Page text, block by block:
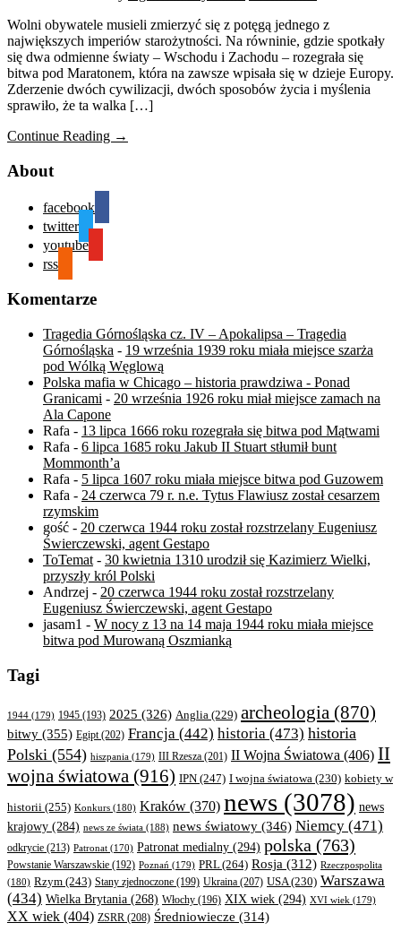
Wolni obywatele musieli zmierzyć się z potęgą jednego z
największych imperiów starożytności. Na równinie, gdzie spotkały
się dwa odmienne światy – Wschodu i Zachodu – rozegrała się
bitwa pod Maratonem, która na zawsze wpisała się w dzieje Europy.
Zderzenie dwóch cywilizacji, dwóch sposobów życia i myślenia
sprawiło, że ta walka […]
Continue Reading →
About
facebook
twitter
youtube
rss
Komentarze
Tragedia Górnośląska cz. IV – Apokalipsa – Tragedia
Górnośląska - 19 września 1939 roku miała miejsce szarża
pod Wólką Węglową
Polska mafia w Chicago – historia prawdziwa - Ponad
Granicami - 20 września 1926 roku miał miejsce zamach na
Ala Capone
Rafa - 13 lipca 1666 roku rozegrała się bitwa pod Mątwami
Rafa - 6 lipca 1685 roku Jakub II Stuart stłumił bunt
Mommonth’a
Rafa - 5 lipca 1607 roku miała miejsce bitwa pod Guzowem
Rafa - 24 czerwca 79 r. n.e. Tytus Flawiusz został cesarzem
rzymskim
gość - 20 czerwca 1944 roku został rozstrzelany Eugeniusz
Świerczewski, agent Gestapo
ToTemat - 30 kwietnia 1310 urodził się Kazimierz Wielki,
przyszły król Polski
Andrzej - 20 czerwca 1944 roku został rozstrzelany
Eugeniusz Świerczewski, agent Gestapo
jasam1 - W nocy z 13 na 14 maja 1944 roku miała miejsce
bitwa pod Murowaną Oszmianką
Tagi
1944 (179) 1945 (193) 2025 (326) Anglia (229) archeologia (870)
bitwy (355) Egipt(202) Francja (442) historia (473) historia
Polski (554) hiszpania (179) III Rzesza (201) II Wojna Światowa (406) II
wojna światowa (916) IPN (247) I wojna światowa (230) kobiety w
historii (255) Konkurs (180) Kraków (370) news (3078) news
krajowy (284) news ze świata (188) news światowy (346) Niemcy (471)
odkrycie (213) Patronat (170) Patronat medialny (294) polska (763)
Powstanie Warszawskie (192) Poznań (179) PRL(264) Rosja (312) Rzeczpospolita
(180) Rzym (243) Stany zjednoczone (199) Ukraina (207) USA(230) Warszawa
(434) Wielka Brytania (268) Włochy (196) XIX wiek (294) XVI wiek (179)
XX wiek (404) ZSRR (208) Średniowiecze (314)